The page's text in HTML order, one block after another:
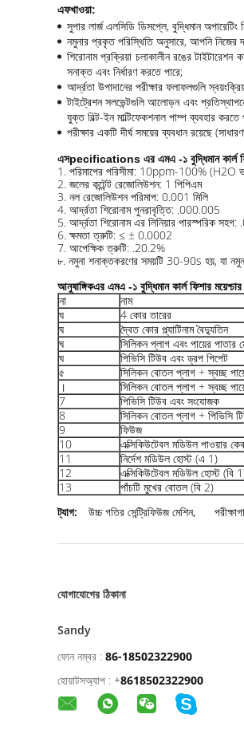
এফখাওয়া:
সুপার লার্জ এলসিডি ডিসপ্লে, বুদ্ধিমান
নমুনার প্রকৃত পরিস্থিতি অনুসারে, আপনি নিজের
শিরোনাম প্রক্রিয়া চলাকালীন রঙের
সনাক্ত এবং নির্ধারণ করতে পারে;
আর্দ্রতা উপাদানের পরীক্ষার ফলাফলগুলি
টাইট্রেশন সলভেন্টগুলি আলোড়ন এবং
যুক্ত বিল্ট-ইন মাল্টিফেকশনাল পাম্প ব্যবহার
পরীক্ষার একটি দীর্ঘ সময়ের ব্যবধান রয়েছে
এসpecifications এরএমএ -১ বুদ্ধিমান কার্ল
1. পরিমাপের পরিসীমা: 10ppm-100% (H2O
2. জলের কন্টেন্ট রেজোলিউশন: 1 পিপিএম
3. নল রেজোলিউশন পরিমাপ: 0.001 মিলি
4. আর্দ্রতা শিরোনাম পুনরাবৃত্তি: .000.005
5. আর্দ্রতা শিরোনাম এর লিনিয়ার পারস্পরিক
6. ক্ষমতা ত্রুটি: ≤ ± 0.0002
7. আপেক্ষিক ত্রুটি: .20.2%
৮. নমুনা শনাক্তকরণের সময়টি 30-90s হয়, যা
আনুষাঙ্গিকএরএমএ -১ বুদ্ধিমান কার্ল ফিশার
না নাম
ঘ
4 কোর তারের
ঘ
দ্বৈত কোর প্ল্যাটিনাম বৈদ্যুতিন
ঘ
সিলিকন প্লাগ এবং পায়ের পাতার
ঘ
পিভিসি টিউব এবং ড্রপ পিপেট
৫
সিলিকন বোতল প্লাগ + স্বচ্ছ
।
সিলিকন বোতল প্লাগ + স্বচ্ছ
7
পিভিসি টিউব এবং সংযোজক
8
সিলিকন বোতল প্লাগ + পিভিসি
9
ফিউজ
10
এক্সিকিউটেবল মডিউল পাওয়ার
11
নির্দেশ মডিউল হোস্ট (এ 1)
12
এক্সিকিউটেবল মডিউল হোস্ট (বি
13
পাঁচটি মুখের বোতল (বি 2)
ট্যাগ:
উচ্চ গতির সেন্ট্রিফিউজ মেশিন,
যোগাযোগের ঠিকানা
Sandy
ফোন নম্বর : 86-18502322900
হোয়াটসঅ্যাপ : +8618502322900